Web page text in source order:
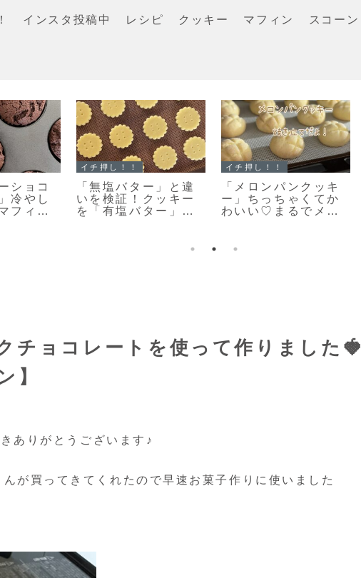
インスタ投稿中 レシピ クッキー マフィン スコーン
ン」ま
ーケー
美味し
イチ押し！！
「ホットケーキミッ
クスで作る濃厚ガト
ーショコラマフィ
ラマフィンのレシピ
イチ押し！！
「くまのキャラメル
ナッツクッキー」キ
ャラメルナッツがカ
ーレシピだよ！
チョコレートを使って作りました🍓
】
ありがとうございます♪
が買ってきてくれたので早速お菓子作りに使いました